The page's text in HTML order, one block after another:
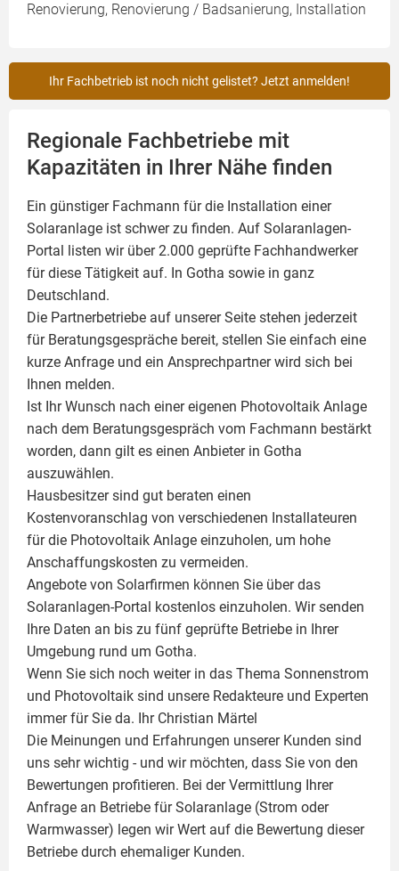
Renovierung, Renovierung / Badsanierung, Installation
Ihr Fachbetrieb ist noch nicht gelistet? Jetzt anmelden!
Regionale Fachbetriebe mit
Kapazitäten in Ihrer Nähe finden
Ein günstiger Fachmann für die Installation einer
Solaranlage ist schwer zu finden. Auf Solaranlagen-
Portal listen wir über 2.000 geprüfte Fachhandwerker
für diese Tätigkeit auf. In Gotha sowie in ganz
Deutschland.
Die Partnerbetriebe auf unserer Seite stehen jederzeit
für Beratungsgespräche bereit, stellen Sie einfach eine
kurze Anfrage und ein Ansprechpartner wird sich bei
Ihnen melden.
Ist Ihr Wunsch nach einer eigenen Photovoltaik Anlage
nach dem Beratungsgespräch vom Fachmann bestärkt
worden, dann gilt es einen Anbieter in Gotha
auszuwählen.
Hausbesitzer sind gut beraten einen
Kostenvoranschlag von verschiedenen Installateuren
für die Photovoltaik Anlage einzuholen, um hohe
Anschaffungskosten zu vermeiden.
Angebote von Solarfirmen können Sie über das
Solaranlagen-Portal kostenlos einzuholen. Wir senden
Ihre Daten an bis zu fünf geprüfte Betriebe in Ihrer
Umgebung rund um Gotha.
Wenn Sie sich noch weiter in das Thema Sonnenstrom
und Photovoltaik sind unsere Redakteure und Experten
immer für Sie da. Ihr Christian Märtel
Die Meinungen und Erfahrungen unserer Kunden sind
uns sehr wichtig - und wir möchten, dass Sie von den
Bewertungen profitieren. Bei der Vermittlung Ihrer
Anfrage an Betriebe für Solaranlage (Strom oder
Warmwasser) legen wir Wert auf die Bewertung dieser
Betriebe durch ehemaliger Kunden.